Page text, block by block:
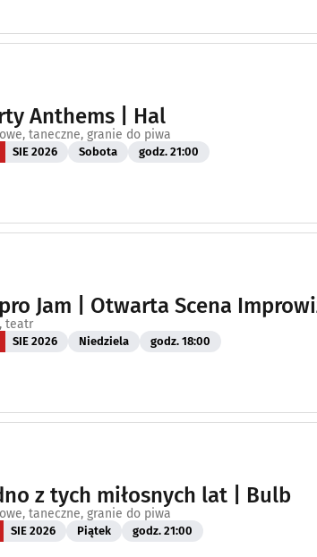
Anthems | Hal
taneczne, granie do piwa
SIE 2026 Sobota godz. 21:00
Jam | Otwarta Scena
teatr
SIE 2026 Niedziela godz. 18:00
z tych miłosnych lat | Bulb
taneczne, granie do piwa
SIE 2026 Piątek godz. 21:00